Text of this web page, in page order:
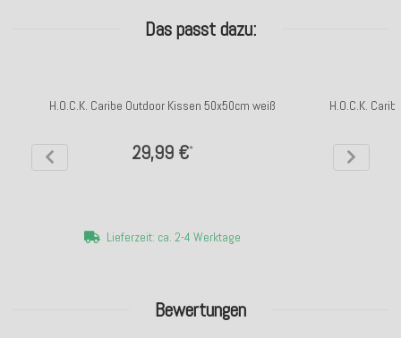
Bewertungen
Das passt dazu:
H.O.C.K. Caribe Outdoor Kissen 50x50cm weiß
29,99 €*
Lieferzeit: ca. 2-4 Werktage
H.O.C.K.